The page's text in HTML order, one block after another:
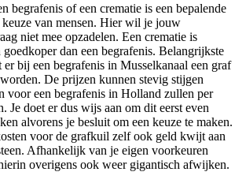
begrafenis of een crematie is een bepalende
van mensen. Hier wil je jouw
niet mee opzadelen. Een crematie is
dan een begrafenis. Belangrijkste
bij een begrafenis in Musselkanaal een graf
De prijzen kunnen stevig stijgen
voor een begrafenis in Holland zullen per
Je doet er dus wijs aan om dit eerst even
alvorens je besluit om een keuze te maken.
voor de grafkuil zelf ook geld kwijt aan
Afhankelijk van je eigen voorkeuren
overigens ook weer gigantisch afwijken.